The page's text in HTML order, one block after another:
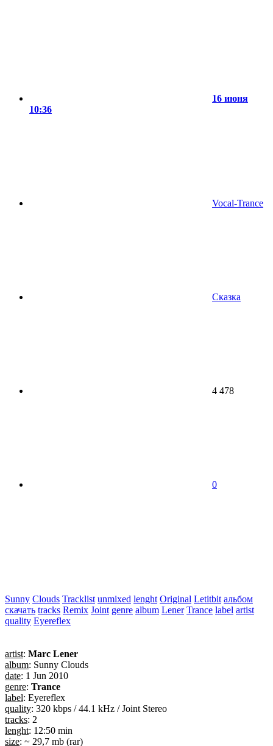
16 июня
10:36
Vocal-Trance
Сказка
4 478
0
Sunny Clouds Tracklist unmixed lenght Original Letitbit альбом
скачать tracks Remix Joint genre album Lener Trance label artist
quality Eyereflex
artist: Marc Lener
album: Sunny Clouds
date: 1 Jun 2010
genre: Trance
label: Eyereflex
quality: 320 kbps / 44.1 kHz / Joint Stereo
tracks: 2
lenght: 12:50 min
size: ~ 29,7 mb (rar)